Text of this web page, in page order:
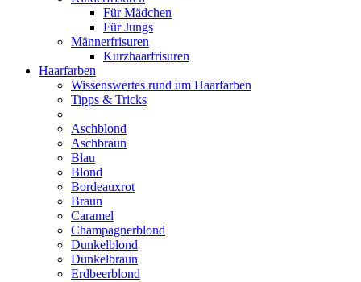
Für Mädchen
Für Jungs
Männerfrisuren
Kurzhaarfrisuren
Haarfarben
Wissenswertes rund um Haarfarben
Tipps & Tricks
Aschblond
Aschbraun
Blau
Blond
Bordeauxrot
Braun
Caramel
Champagnerblond
Dunkelblond
Dunkelbraun
Erdbeerblond